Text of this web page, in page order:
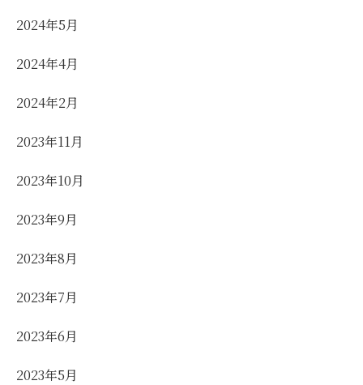
2024年5月
2024年4月
2024年2月
2023年11月
2023年10月
2023年9月
2023年8月
2023年7月
2023年6月
2023年5月